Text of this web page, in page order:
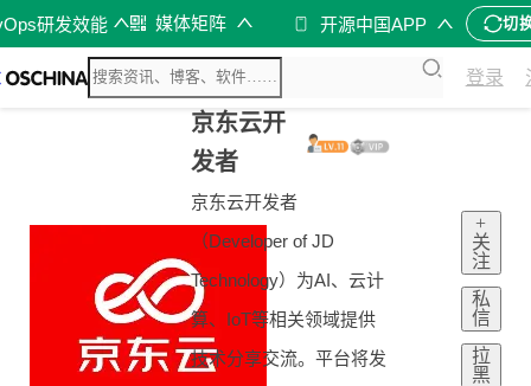
研发效能 媒体矩阵 开源中国APP 切
登录
京东云开
发者
京东云开发者
（Developer of JD
Technology）为AI、云计
算、IoT等相关领域提供
技术分享交流。平台将发
+
关
注
私
信
拉
黑